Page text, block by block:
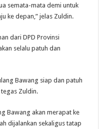
semata-mata demi untuk
ke depan,” jelas Zuldin.
dari DPD Provinsi
selalu patuh dan
Bawang siap dan patuh
tegas Zuldin.
Bawang akan merapat ke
dijalankan sekaligus tatap